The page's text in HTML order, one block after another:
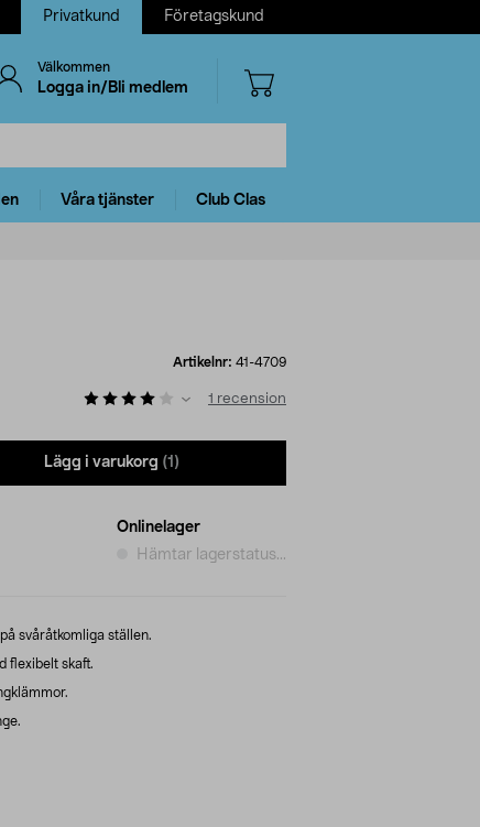
Privatkund Företagskund
Välkommen
Logga in/Bli medlem
Våra tjänster Club Clas
Artikelnr: 41-4709
1 recension
Lägg i varukorg (1)
Onlinelager
Hämtar lagerstatus...
svåråtkomliga ställen.
flexibelt skaft.